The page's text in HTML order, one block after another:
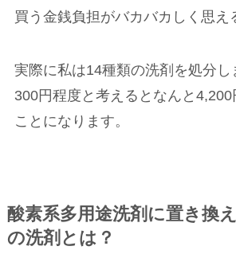
買う金銭負担がバカバカしく思え
実際に私は14種類の洗剤を処分し
300円程度と考えるとなんと
ことになります。
酸素系多用途洗剤に置き換
の洗剤とは？